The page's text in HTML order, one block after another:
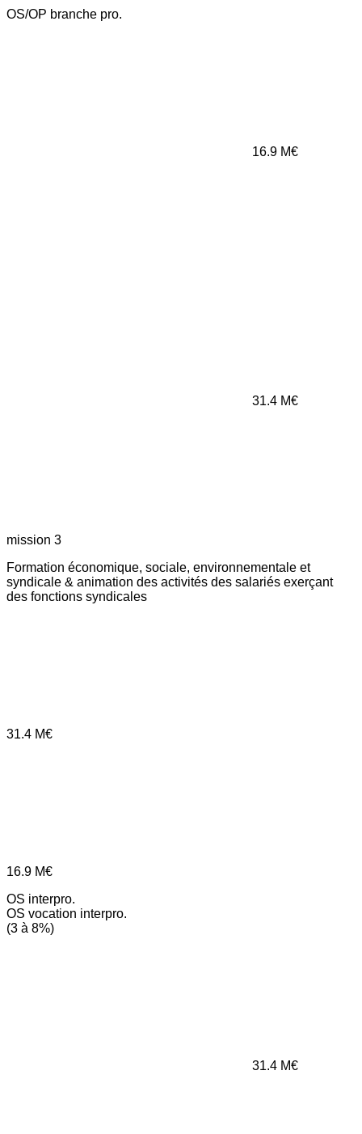
OS/OP branche pro.
16.9 M€
31.4 M€
mission 3
Formation économique, sociale, environnementale et
syndicale & animation des activités des salariés exerçant
des fonctions syndicales
31.4 M€
16.9 M€
OS interpro.
OS vocation interpro.
(3 à 8%)
31.4 M€